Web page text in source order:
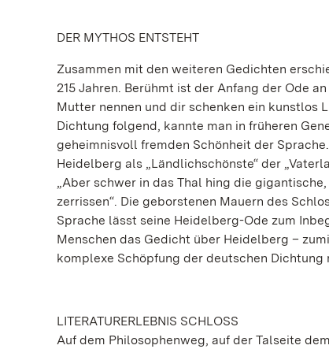
DER MYTHOS ENTSTEHT
Zusammen mit den weiteren Gedichten
215 Jahren. Berühmt ist der Anfang der Ode
Mutter nennen und dir schenken ein kunstlos
Dichtung folgend, kannte man in früheren
geheimnisvoll fremden Schönheit der
Heidelberg als „Ländlichschönste“ der
„Aber schwer in das Thal hing die
zerrissen“. Die geborstenen Mauern des
Sprache lässt seine Heidelberg-Ode zum
Menschen das Gedicht über Heidelberg –
komplexe Schöpfung der deutschen
LITERATURERLEBNIS SCHLOSS
Auf dem Philosophenweg, auf der Talseite